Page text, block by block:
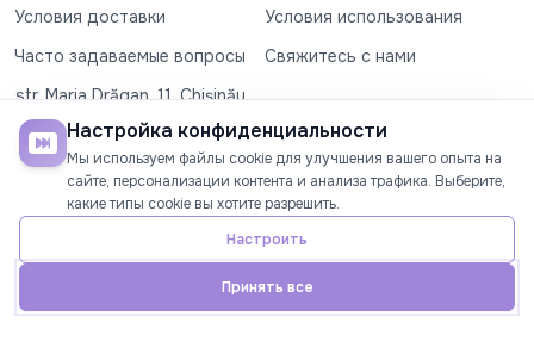
Телефон Аккаунт
Условия доставки
Условия использования
Часто задаваемые вопросы
Свяжитесь с нами
str. Maria Drăgan, 11, Chișinău
+37360327279
©2026Numina Kids. Все права защищены
СОЦИАЛЬНЫЕ СЕТИ
Настройка конфиденциальности
Мы используем файлы cookie для улучшения вашего опыта на
сайте, персонализации контента и анализа трафика. Выберите,
какие типы cookie вы хотите разрешить.
Настроить
Принять все